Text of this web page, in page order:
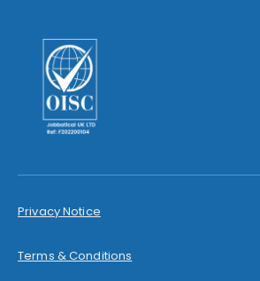
Privacy Notice
Terms & Conditions